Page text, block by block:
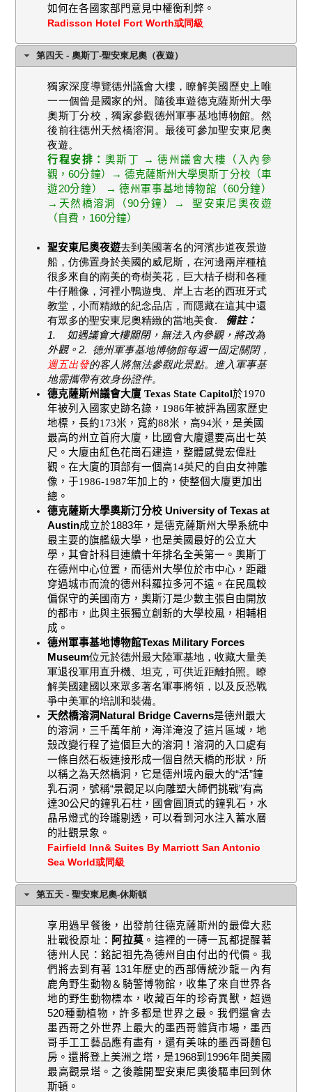
如何在各國家部門意見中權衡利弊。
Radisson Hotel Fort Worth或同級
第四天 - 奧斯丁-聖安東尼奧（夜遊）
獨家深度導覽德州議會大樓，瞭解美國歷史上唯
一一個曾是國家的州。隨後車遊德克薩斯州大學
奧斯丁分校，獨家參觀德州軍事基地博物館。然
後前往德州天然橋溶洞。最後可參加聖安東尼奧
夜遊。
行程安排： 奧斯丁 → 德州議會大樓（入內參
觀，60分鐘）→ 德克薩斯州大學奧斯丁分校（車
遊20分鐘） → 德州軍事基地博物館（60分鐘）
→天然橋溶洞（90分鐘）→
聖安東尼奧夜遊
（自費， 160分鐘）
聖安東尼奧夜遊去到美國著名的河濱步道夜景遊
船，仿佛置身於美國的威尼斯，在河邊兩岸種植
很多來自的南美的奇樹美花，巨大桔子樹和各種
牛仔雕像，河裡小鴨遊曳、岸上古老的西班牙式
教堂，小而精緻的紀念品店，而隱藏在這其中還
有眾多的聖安東尼奧精緻的當地美食.
備註：
1.
如遇議會大樓關閉，無法入內參觀，將改為
外觀。2. 德州軍事基地博物館每週一固定關閉，
週五出發的客人將無法參觀此景點。
進入軍事基
地需攜帶有效身份證件。
德克薩斯州議會大廈 Texas State Capitol於1970
年被列入國家史跡名錄， 1986年被評為國家歷史
地標，長約173米，寬約88米，高94米，是美國
最高的州立首府大廈，比國會大廈還要高出七英
尺。大廈由紅色花崗石建造，整體感覺宏偉壯
觀。在大廈的頂部有一個高14英尺的自由女神雕
像，于1986-1987年加上的，使整個大廈更加出
總。
德克薩斯大學奧斯汀分校 University of Texas at
Austin成立於1883年，是德克薩斯州大學系統中
最主要的旗艦級大學，也是美國最好的公立大
學，其會計科目連續十年排名全美第一。奧斯丁
在德州中心位置，而德州大學位於市中心，距離
穿過城市而流的德州科羅拉多河不遠。在民風較
偏保守的美國南方，奧斯汀是少數主張自由開放
的都市，此與主張獨立創新的大學校風，相輔相
成。
德州軍事基地博物館Texas Military Forces
Museum位元於德州最大陸軍基地，收藏大量美
軍退役軍用直升機、坦克，可供近距離拍照。瞭
解美國建國以來眾多著名軍事將領，以及反恐戰
爭中美軍的培訓和裝備。
天然橋溶洞Natural Bridge Caverns是德州最大
的溶洞，三千萬年前，海洋淹沒了這片區域，地
殼改變行程了這個巨大的溶洞！溶洞的入口處有
一條自然石板連接形成一個自然天橋的形狀，所
以稱之為天然橋洞，它是德州境內最大的“活”鐘
乳石洞，號稱“景觀足以向雕塑大師們挑戰”有高
達30公尺的鐘乳石柱，國會圓頂式的鐘乳石，水
晶吊燈式的玲瓏剔透，可以看到河水注入蓄水層
的壯觀景象。
Fairfield Inn& Suites By Marriott San Antonio
Sea World或同級
第五天 - 聖安東尼奧-休斯頓
享用過早餐後，出發前往德克薩斯州的最偉大悲
壯戰役原址： 阿拉莫 。這裡的一磚一瓦都提醒著
德州人民：銘記祖先為德州自由付出的代價。我
們將去到有著 131年歷史的西部傳統沙龍－內有
鹿角野生動物＆騎警博物館，收集了來自世界各
地的野生動物標本，收藏百年的珍奇異獸，超過
520種動植物，許多都是世界之最。我們還會去
墨西哥之外世界上最大的墨西哥雜貨市場，墨西
哥手工工藝品應有盡有，還有美味的墨西哥麵包
房。還將登上美洲之塔，是1968到 1996年間美國
最高觀景塔。之後離開聖安東尼奧後驅車回到休
斯頓。